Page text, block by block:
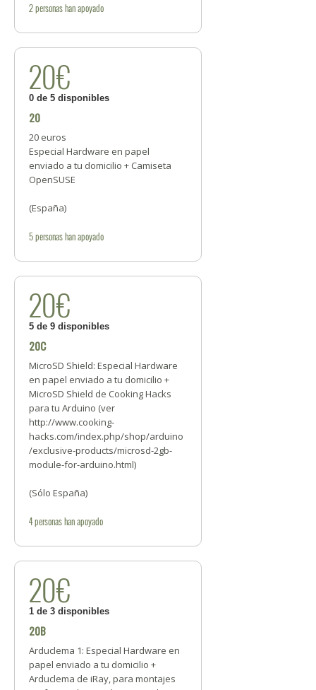
2personashan apoyado
20€
0 de 5 disponibles
20
20 euros
Especial Hardware en papel
enviado a tu domicilio + Camiseta
OpenSUSE
(España)
5personashan apoyado
20€
5 de 9 disponibles
20C
MicroSD Shield: Especial Hardware
en papel enviado a tu domicilio +
MicroSD Shield de Cooking Hacks
para tu Arduino (ver
http://www.cooking-
hacks.com/index.php/shop/arduino
/exclusive-products/microsd-2gb-
module-for-arduino.html)
(Sólo España)
4personashan apoyado
20€
1 de 3 disponibles
20B
Arduclema 1: Especial Hardware en
papel enviado a tu domicilio +
Arduclema de iRay, para montajes